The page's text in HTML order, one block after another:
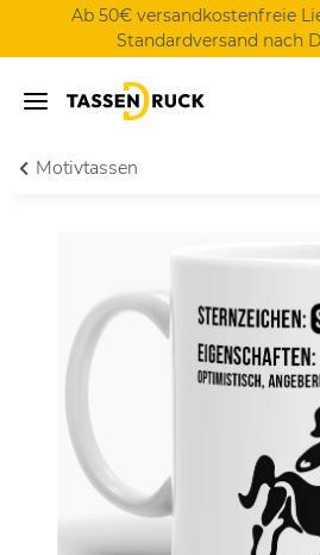
Ab 50€ versandkostenfreie
Standardversand nach
Motivtassen